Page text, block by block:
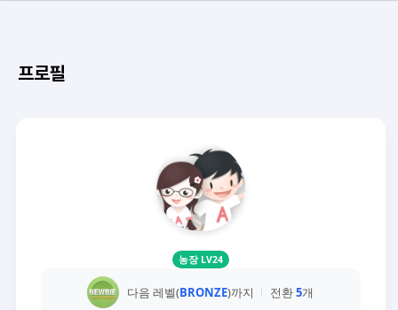
프로필
농장 LV24
다음 레벨(BRONZE)까지 전환5개